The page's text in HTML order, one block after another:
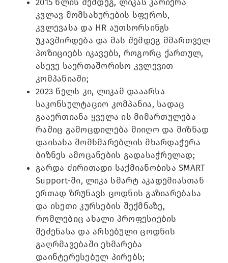
კვლავ მომსახურების სფეროს,
კვლევასა და HR აუთსორსინგს
უკავშირდება და მას შემდეგ მმართველ
პოზიციებს იკავებს, როგორც ქართულ,
ასევე საერთაშორისო კვლევით
კომპანიაში;
2023 წელს კი, ლიკამ დააარსა
საკონსულტაციო კომპანია, სადაც
გააერთიანა ყველა ის მიმართულება
რაშიც გამოცდილება მიიღო და მიზნად
დაისახა მომხმარებლის მხარდაჭერა
ბიზნეს ამოცანების გადასაჭრელად;
გარდა ძირითადი საქმიანობისა SMART
Support-ში, ლიკა სმარტ აკადემიასთან
ერთად ზრუნავს ცოდნის გაზიარებასა
და ისეთი კურსების შექმნაზე,
რომლებიც ახალი პროფესიების
შეძენასა და არსებული ცოდნის
გაღრმავებაში ეხმარება
დაინტერესებულ პირებს;